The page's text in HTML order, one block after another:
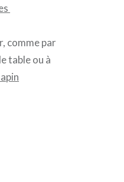
comme par
table ou à